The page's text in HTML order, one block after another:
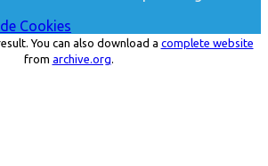
Cookies
You can also download a complete website
from archive.org.